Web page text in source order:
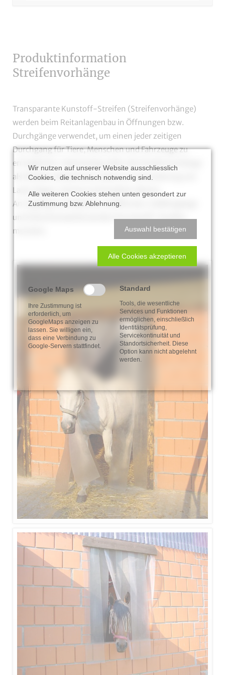
Produktinformation
Streifenvorhänge
Transparante Kunstoff-Streifen (Streifenvorhänge)
werden beim Reitanlagenbau in Öffnungen bzw.
Durchgänge verwendet, um einen jeder zeitigen
Durchgang für Tiere, Menschen und Fahrzeuge zu
ermöglichen. Gleichzeitig sollen die Streifenvorhänge
als flexibler Windschutz sowie zur Verhinderung von
Laub, Regen, Schnee und Insekten dienen.
An Zugänge zu Paddocks, Stallfenster, Stalleingänge
und Zwischenwände werden Kunststoff-Streifen
montiert.
Wir nutzen auf unserer Website ausschliesslich
Cookies, die technisch notwendig sind.
Alle weiteren Cookies stehen unten gesondert zur
Zustimmung bzw. Ablehnung.
Auswahl bestätigen
Alle Cookies akzeptieren
Google Maps
Ihre Zustimmung ist
erforderlich, um
GoogleMaps anzeigen zu
lassen. Sie willigen ein,
dass eine Verbindung zu
Google-Servern stattfindet.
Standard
Tools, die wesentliche
Services und Funktionen
ermöglichen, einschließlich
Identitätsprüfung,
Servicekontinuität und
Standortsicherheit. Diese
Option kann nicht abgelehnt
werden.